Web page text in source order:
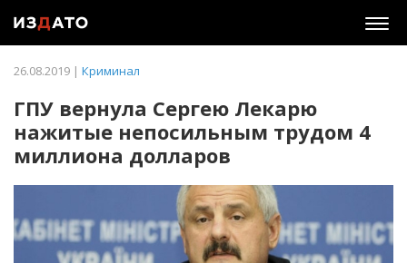
26.08.2019 | Криминал
ГПУ вернула Сергею Лекарю
нажитые непосильным трудом 4
миллиона долларов